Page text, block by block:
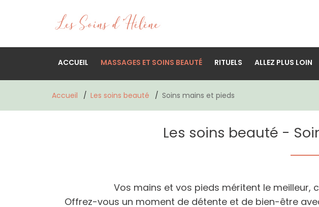
ACCUEIL MASSAGES ET SOINS BEAUTÉ RITUELS ALLEZ PLUS LOIN
Accueil Les soins beauté Soins mains et pieds
Les soins beauté -
Vos mains et vos pieds méritent le
Offrez-vous un moment de détente et de bien-être